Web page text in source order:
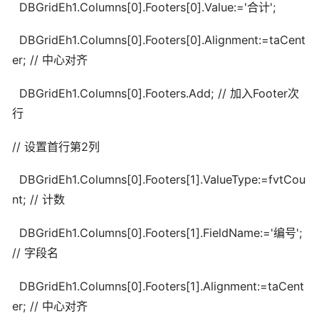
DBGridEh1.Columns[0].Footers[0].Value:='合计';
DBGridEh1.Columns[0].Footers[0].Alignment:=taCent
er; // 中心对齐
DBGridEh1.Columns[0].Footers.Add; // 加入Footer次
行
// 设置首行第2列
DBGridEh1.Columns[0].Footers[1].ValueType:=fvtCou
nt; // 计数
DBGridEh1.Columns[0].Footers[1].FieldName:='编号';
// 字段名
DBGridEh1.Columns[0].Footers[1].Alignment:=taCent
er; // 中心对齐